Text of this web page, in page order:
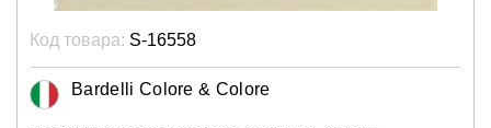
Код товара: S-16558
Bardelli Colore & Colore